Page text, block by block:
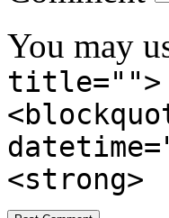
You may
title="">
<strong>